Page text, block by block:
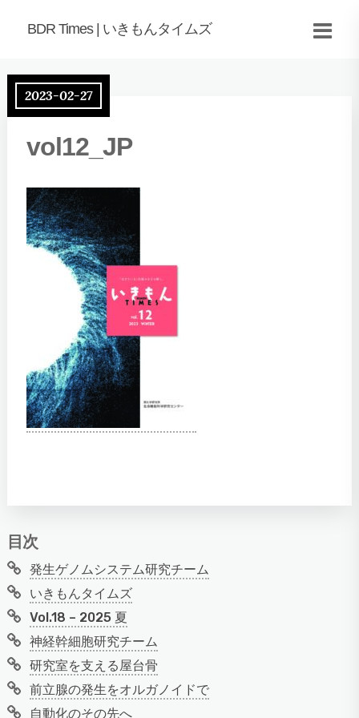
BDR Times | いきもんタイムズ
2023-02-27
vol12_JP
目次
発生ゲノムシステム研究チーム
いきもんタイムズ
Vol.18 – 2025 夏
神経幹細胞研究チーム
研究室を支える屋台骨
前立腺の発生をオルガノイドで
自動化のその先へ